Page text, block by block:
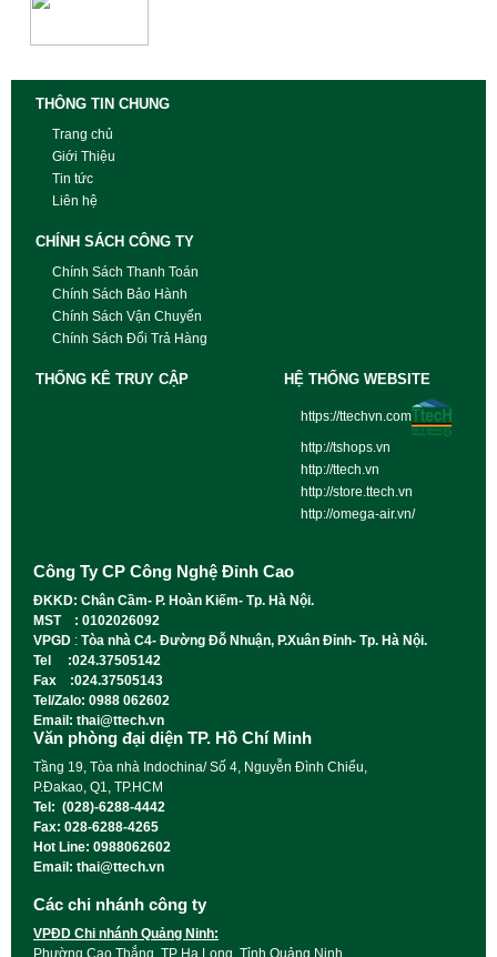
THÔNG TIN CHUNG
Trang chủ
Giới Thiệu
Tin tức
Liên hệ
CHÍNH SÁCH CÔNG TY
Chính Sách Thanh Toán
Chính Sách Bảo Hành
Chính Sách Vận Chuyển
Chính Sách Đổi Trả Hàng
THỐNG KÊ TRUY CẬP HỆ THỐNG WEBSITE
https://ttechvn.com
http://tshops.vn
http://ttech.vn
http://store.ttech.vn
http://omega-air.vn/
Công Ty CP Công Nghệ Đỉnh Cao
ĐKKD: Chân Cầm- P. Hoàn Kiếm- Tp. Hà Nội.
MST : 0102026092
VPGD : Tòa nhà C4- Đường Đỗ Nhuận, P.Xuân Đỉnh- Tp. Hà Nội.
Tel :024.37505142
Fax :024.37505143
Tel/Zalo: 0988 062602
Email: thai@ttech.vn
Văn phòng đại diện TP. Hồ Chí Minh
Tầng 19, Tòa nhà Indochina/ Số 4, Nguyễn Đình Chiểu,
P.Đakao, Q1, TP.HCM
Tel: (028)-6288-4442
Fax: 028-6288-4265
Hot Line: 0988062602
Email: thai@ttech.vn
Các chi nhánh công ty
VPĐD Chi nhánh Quảng Ninh:
Phường Cao Thắng, TP Hạ Long, Tỉnh Quảng Ninh.